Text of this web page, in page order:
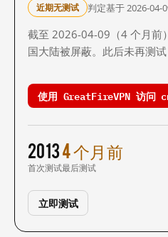
近期无测试 判定基于 2026-04-
截至 2026-04-09（4 个月前
国大陆被屏蔽。此后未再测
使用 GreatFireVPN 访问
2013
首次测试
4 个月前
最后测试
立即测试